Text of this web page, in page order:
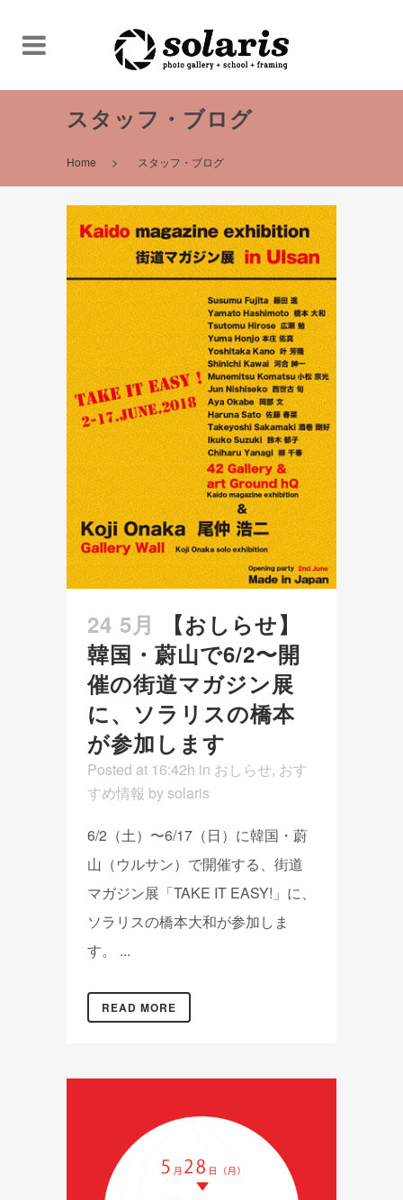
スタッフ・ブログ
Home > スタッフ・ブログ
24 5月
【おしらせ】
韓国・蔚山で6/2〜開
催の街道マガジン展
に、ソラリスの橋本
が参加します
Posted at 16:42h in おしらせ, おす
すめ情報 by solaris
6/2（土）〜6/17（日）に韓国・蔚
山（ウルサン）で開催する、街道
マガジン展「TAKE IT EASY!」に、
ソラリスの橋本大和が参加しま
す。 ...
READ MORE